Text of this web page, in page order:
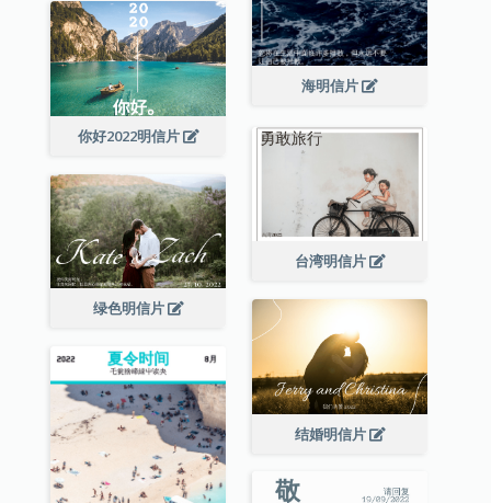
海明信片
你好2022明信片
台湾明信片
绿色明信片
结婚明信片